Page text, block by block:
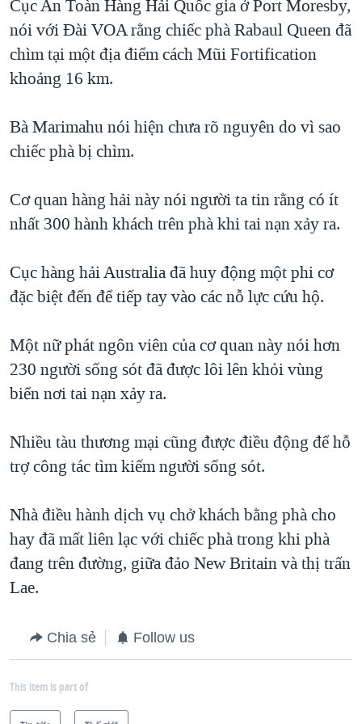
Cục An Toàn Hàng Hải Quốc gia ở Port Moresby,
nói với Đài VOA rằng chiếc phà Rabaul Queen đã
chìm tại một địa điểm cách Mũi Fortification
khoảng 16 km.
Bà Marimahu nói hiện chưa rõ nguyên do vì sao
chiếc phà bị chìm.
Cơ quan hàng hải này nói người ta tin rằng có ít
nhất 300 hành khách trên phà khi tai nạn xảy ra.
Cục hàng hải Australia đã huy động một phi cơ
đặc biệt đến để tiếp tay vào các nỗ lực cứu hộ.
Một nữ phát ngôn viên của cơ quan này nói hơn
230 người sống sót đã được lôi lên khỏi vùng
biển nơi tai nạn xảy ra.
Nhiều tàu thương mại cũng được điều động để hỗ
trợ công tác tìm kiếm người sống sót.
Nhà điều hành dịch vụ chở khách bằng phà cho
hay đã mất liên lạc với chiếc phà trong khi phà
đang trên đường, giữa đảo New Britain và thị trấn
Lae.
Chia sẻ Follow us
This item is part of